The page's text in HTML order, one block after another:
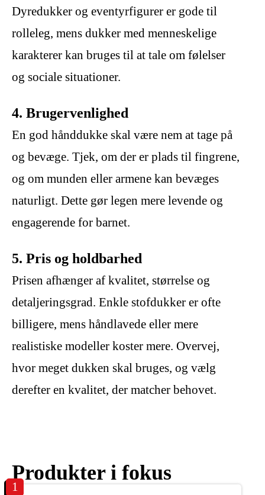
Dyredukker og eventyrfigurer er gode til
rolleleg, mens dukker med menneskelige
karakterer kan bruges til at tale om følelser
og sociale situationer.
4. Brugervenlighed
En god hånddukke skal være nem at tage på
og bevæge. Tjek, om der er plads til fingrene,
og om munden eller armene kan bevæges
naturligt. Dette gør legen mere levende og
engagerende for barnet.
5. Pris og holdbarhed
Prisen afhænger af kvalitet, størrelse og
detaljeringsgrad. Enkle stofdukker er ofte
billigere, mens håndlavede eller mere
realistiske modeller koster mere. Overvej,
hvor meget dukken skal bruges, og vælg
derefter en kvalitet, der matcher behovet.
Produkter i fokus
1